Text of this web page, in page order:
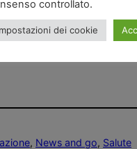
… a quanto pare il mio
, News and go, Salute
controllato.
dei cookie